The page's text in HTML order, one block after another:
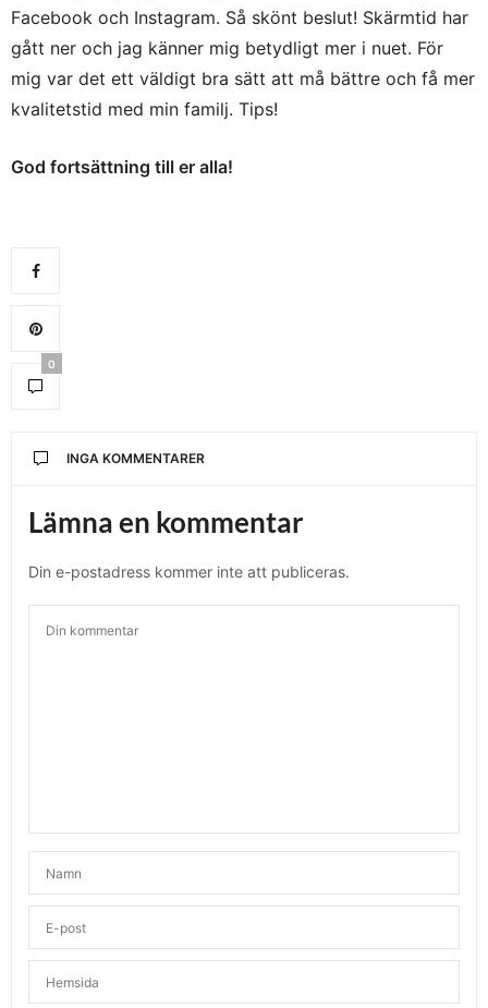
Facebook och Instagram. Så skönt beslut! Skärmtid har
gått ner och jag känner mig betydligt mer i nuet. För
mig var det ett väldigt bra sätt att må bättre och få mer
kvalitetstid med min familj. Tips!
God fortsättning till er alla!
0
INGA KOMMENTARER
Lämna en kommentar
Din e-postadress kommer inte att publiceras.